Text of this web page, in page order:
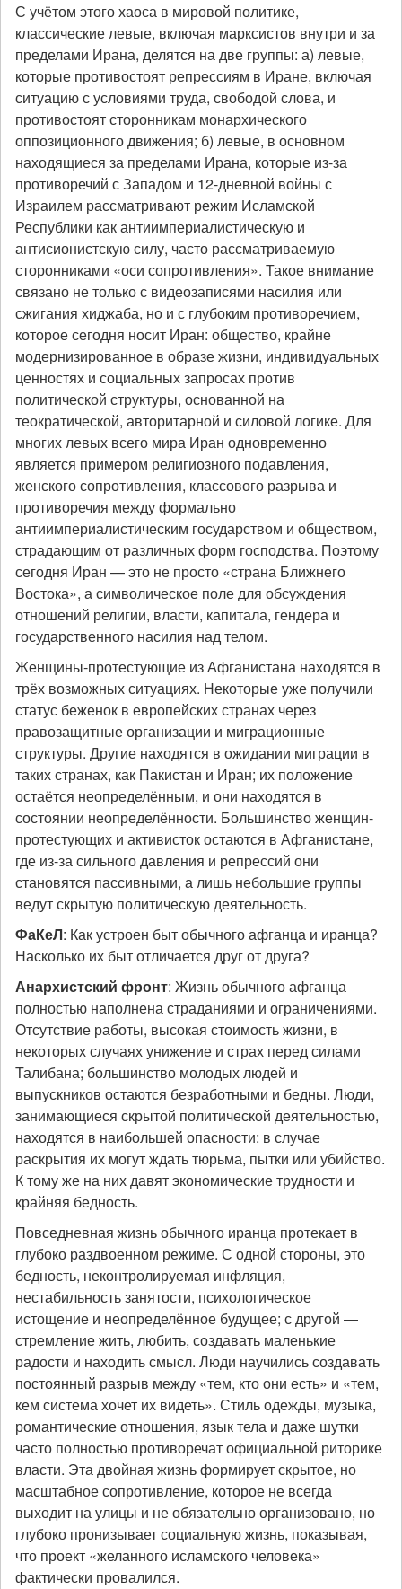
С учётом этого хаоса в мировой политике,
классические левые, включая марксистов внутри и за
пределами Ирана, делятся на две группы: а) левые,
которые противостоят репрессиям в Иране, включая
ситуацию с условиями труда, свободой слова, и
противостоят сторонникам монархического
оппозиционного движения; б) левые, в основном
находящиеся за пределами Ирана, которые из-за
противоречий с Западом и 12-дневной войны с
Израилем рассматривают режим Исламской
Республики как антиимпериалистическую и
антисионистскую силу, часто рассматриваемую
сторонниками «оси сопротивления». Такое внимание
связано не только с видеозаписями насилия или
сжигания хиджаба, но и с глубоким противоречием,
которое сегодня носит Иран: общество, крайне
модернизированное в образе жизни, индивидуальных
ценностях и социальных запросах против
политической структуры, основанной на
теократической, авторитарной и силовой логике. Для
многих левых всего мира Иран одновременно
является примером религиозного подавления,
женского сопротивления, классового разрыва и
противоречия между формально
антиимпериалистическим государством и обществом,
страдающим от различных форм господства. Поэтому
сегодня Иран — это не просто «страна Ближнего
Востока», а символическое поле для обсуждения
отношений религии, власти, капитала, гендера и
государственного насилия над телом.
Женщины-протестующие из Афганистана находятся в
трёх возможных ситуациях. Некоторые уже получили
статус беженок в европейских странах через
правозащитные организации и миграционные
структуры. Другие находятся в ожидании миграции в
таких странах, как Пакистан и Иран; их положение
остаётся неопределённым, и они находятся в
состоянии неопределённости. Большинство женщин-
протестующих и активисток остаются в Афганистане,
где из-за сильного давления и репрессий они
становятся пассивными, а лишь небольшие группы
ведут скрытую политическую деятельность.
ФаКеЛ: Как устроен быт обычного афганца и иранца?
Насколько их быт отличается друг от друга?
Анархистский фронт: Жизнь обычного афганца
полностью наполнена страданиями и ограничениями.
Отсутствие работы, высокая стоимость жизни, в
некоторых случаях унижение и страх перед силами
Талибана; большинство молодых людей и
выпускников остаются безработными и бедны. Люди,
занимающиеся скрытой политической деятельностью,
находятся в наибольшей опасности: в случае
раскрытия их могут ждать тюрьма, пытки или убийство.
К тому же на них давят экономические трудности и
крайняя бедность.
Повседневная жизнь обычного иранца протекает в
глубоко раздвоенном режиме. С одной стороны, это
бедность, неконтролируемая инфляция,
нестабильность занятости, психологическое
истощение и неопределённое будущее; с другой —
стремление жить, любить, создавать маленькие
радости и находить смысл. Люди научились создавать
постоянный разрыв между «тем, кто они есть» и «тем,
кем система хочет их видеть». Стиль одежды, музыка,
романтические отношения, язык тела и даже шутки
часто полностью противоречат официальной риторике
власти. Эта двойная жизнь формирует скрытое, но
масштабное сопротивление, которое не всегда
выходит на улицы и не обязательно организовано, но
глубоко пронизывает социальную жизнь, показывая,
что проект «желанного исламского человека»
фактически провалился.